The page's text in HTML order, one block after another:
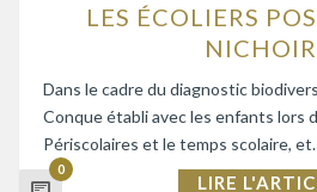
LES ÉCOLIERS
Dans le cadre du diagnostic
Conque établi avec les enfants lors
Périscolaires et le temps scolaire,
0
LIRE